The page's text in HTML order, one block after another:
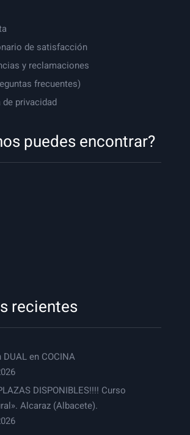
de satisfacción
y reclamaciones
frecuentes)
privacidad
puedes encontrar?
recientes
en COCINA
DISPONIBLES!!!! Curso
Alcaraz (Albacete).